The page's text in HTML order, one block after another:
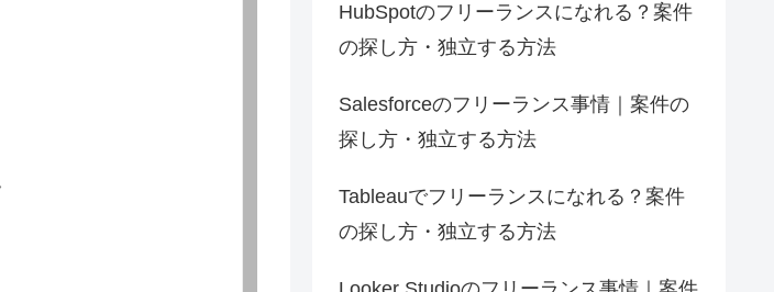
HubSpotのフリーランスになれる？案件
の探し方・独立する方法
Salesforceのフリーランス事情｜案件の
探し方・独立する方法
Tableauでフリーランスになれる？案件
の探し方・独立する方法